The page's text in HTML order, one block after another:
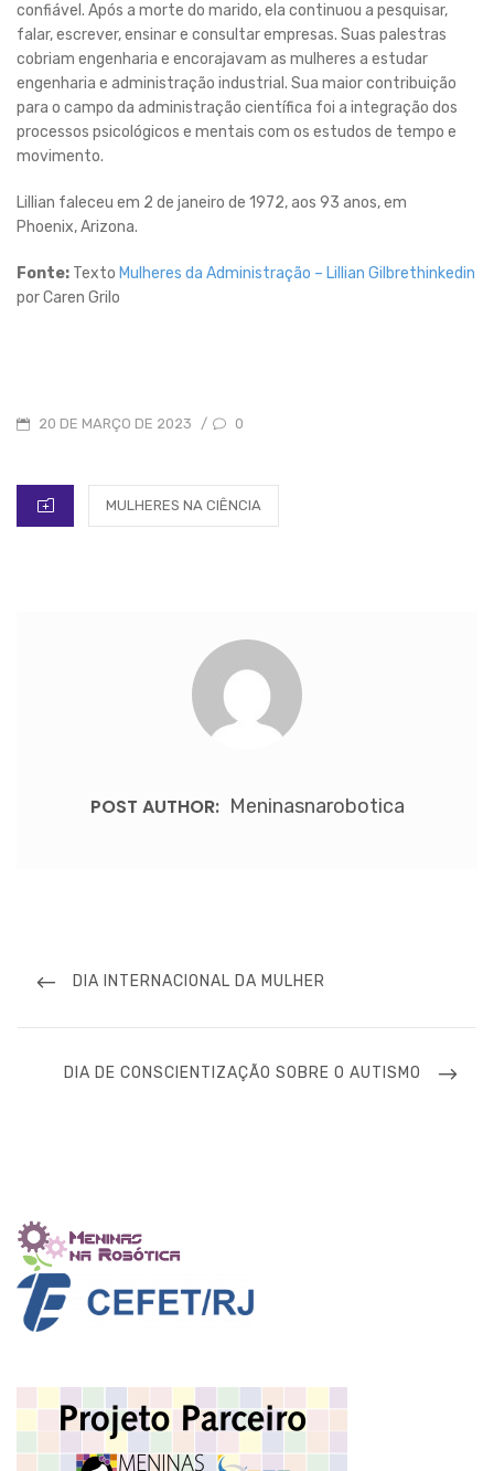
confiável. Após a morte do marido, ela continuou a pesquisar,
falar, escrever, ensinar e consultar empresas. Suas palestras
cobriam engenharia e encorajavam as mulheres a estudar
engenharia e administração industrial. Sua maior contribuição
para o campo da administração científica foi a integração dos
processos psicológicos e mentais com os estudos de tempo e
movimento.
Lillian faleceu em 2 de janeiro de 1972, aos 93 anos, em
Phoenix, Arizona.
Fonte: Texto Mulheres da Administração – Lillian Gilbrethinkedin
por Caren Grilo
POSTED
20 DE MARÇO DE 2023 / 0
CATEGORIES
MULHERES NA CIÊNCIA
POST AUTHOR: Meninasnarobotica
de
PREVIOUS
DIA INTERNACIONAL DA MULHER
NEXT
DIA DE CONSCIENTIZAÇÃO SOBRE O AUTISMO